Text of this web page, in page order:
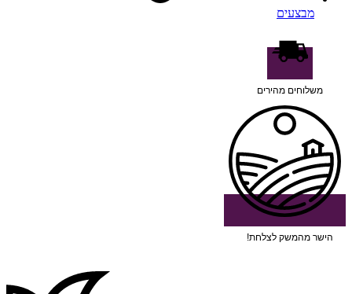
מבצעים
משלוחים מהירים
הישר מהמשק לצלחת!